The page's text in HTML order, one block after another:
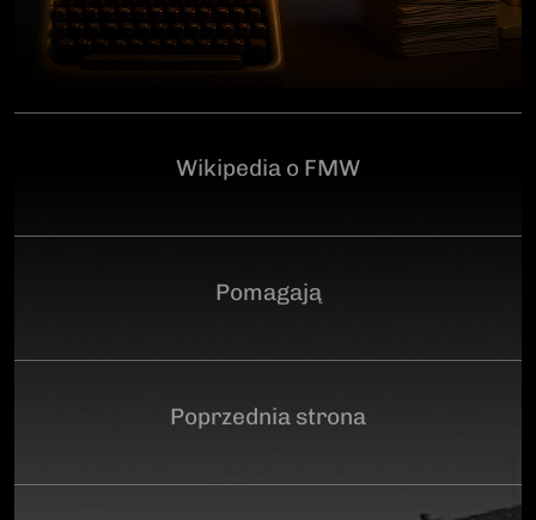
Garnizonowym w GdańskuSerdecznie zapraszamy
Wikipedia o FMW
Pomagają
Poprzednia strona